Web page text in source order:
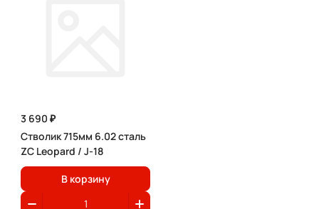
3 690 ₽
Стволик 715мм 6.02 сталь
ZC Leopard / J-18
В корзину